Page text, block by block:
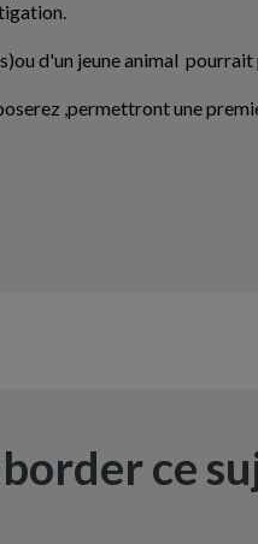
d'un jeune animal
,permettront une
ce